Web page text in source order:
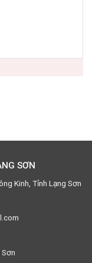
SƠN
Kinh, Tỉnh Lạng Sơn